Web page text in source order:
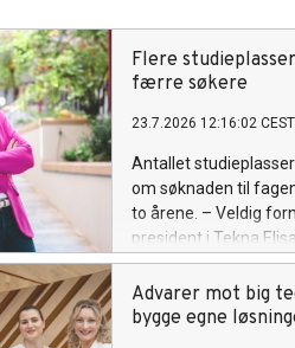
Flere
færre søkere
23.7.2026 12:16:02 CEST
Antallet studieplasser
om søknaden til
to årene. – Veldig
president i Tekna
Advarer mot big
bygge egne